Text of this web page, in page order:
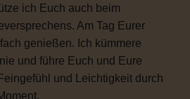
ich Euch auch beim
Am Tag Eurer
genießen. Ich kümmere
und führe Euch und Eure
und Leichtigkeit durch